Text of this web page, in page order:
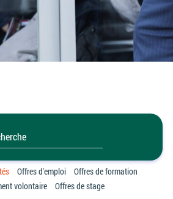
Offres d'emploi
Offres de formation
volontaire
Offres de stage